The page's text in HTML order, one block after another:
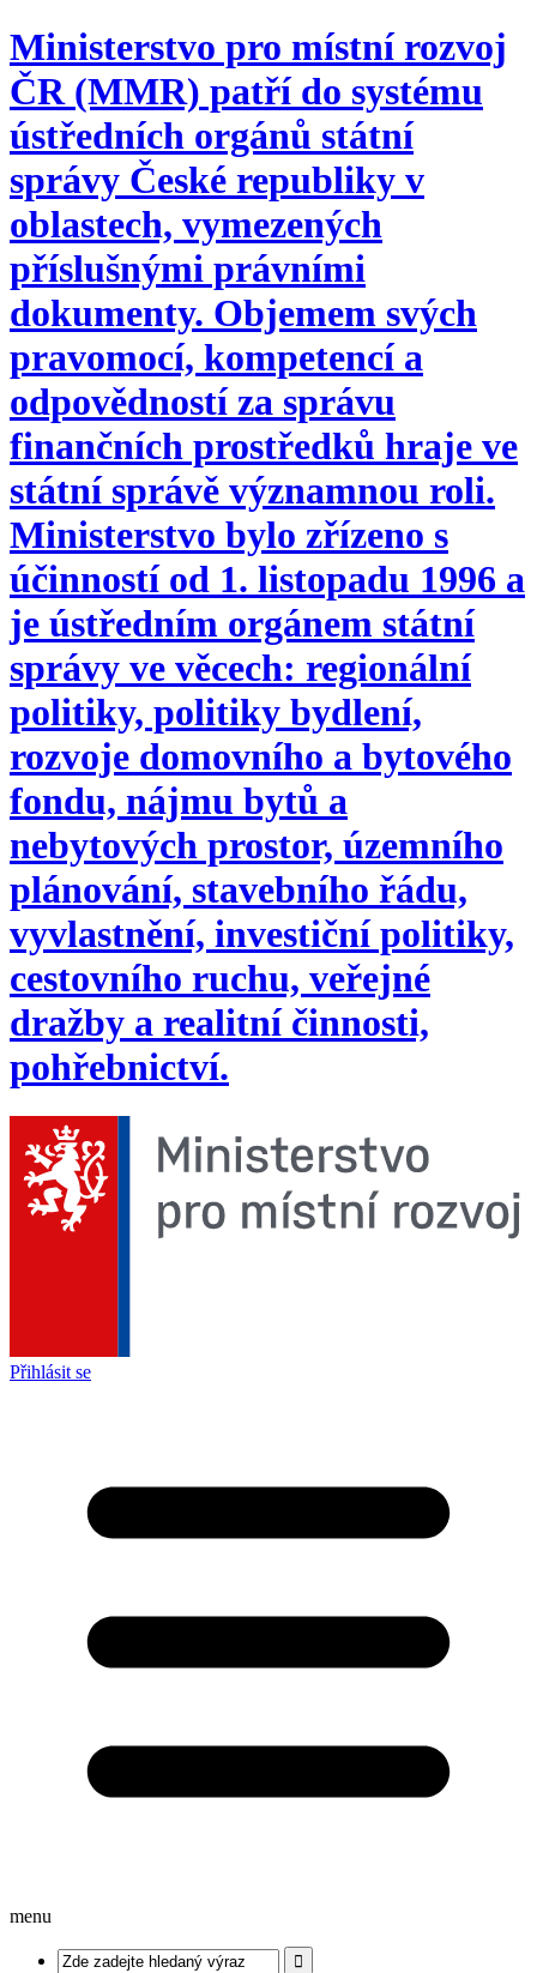
Ministerstvo pro místní rozvoj
ČR (MMR) patří do systému
ústředních orgánů státní
správy České republiky v
oblastech, vymezených
příslušnými právními
dokumenty. Objemem svých
pravomocí, kompetencí a
odpovědností za správu
finančních prostředků hraje ve
státní správě významnou roli.
Ministerstvo bylo zřízeno s
účinností od 1. listopadu 1996 a
je ústředním orgánem státní
správy ve věcech: regionální
politiky, politiky bydlení,
rozvoje domovního a bytového
fondu, nájmu bytů a
nebytových prostor, územního
plánování, stavebního řádu,
vyvlastnění, investiční politiky,
cestovního ruchu, veřejné
dražby a realitní činnosti,
pohřebnictví.
Přihlásit se
menu